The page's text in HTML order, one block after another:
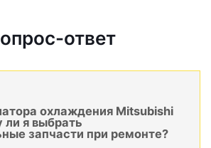
ответ
охлаждения Mitsubishi
ли я выбрать
запчасти при ремонте?